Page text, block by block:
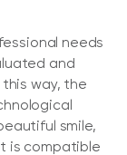
needs
and
this way, the
smile,
is compatible